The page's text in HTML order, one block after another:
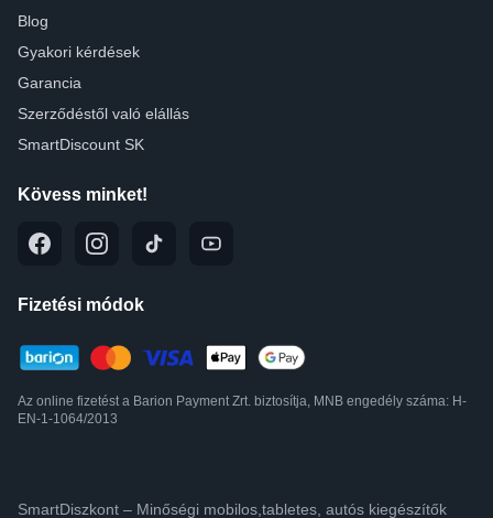
Blog
Gyakori kérdések
Garancia
Szerződéstől való elállás
SmartDiscount SK
Kövess minket!
Fizetési módok
Az online fizetést a Barion Payment Zrt. biztosítja, MNB engedély száma: H-
EN-1-1064/2013
SmartDiszkont – Minőségi mobilos,tabletes, autós kiegészítők